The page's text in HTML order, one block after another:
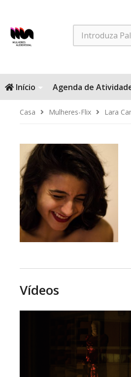
Search
Início Agenda de
Casa Mulheres-Flix Lara
Vídeos